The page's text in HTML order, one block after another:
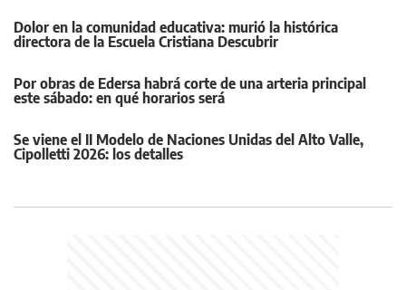
Dolor en la comunidad educativa: murió la histórica
directora de la Escuela Cristiana Descubrir
Por obras de Edersa habrá corte de una arteria principal
este sábado: en qué horarios será
Se viene el II Modelo de Naciones Unidas del Alto Valle,
Cipolletti 2026: los detalles